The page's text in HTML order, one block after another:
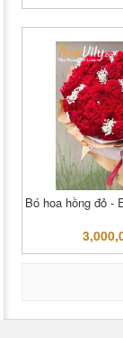
Bó hoa hồng đỏ -